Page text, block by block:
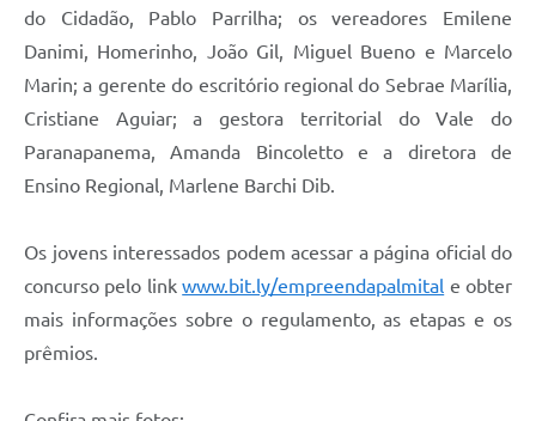
do Cidadão, Pablo Parrilha; os vereadores Emilene
Danimi, Homerinho, João Gil, Miguel Bueno e Marcelo
Marin; a gerente do escritório regional do Sebrae Marília,
Cristiane Aguiar; a gestora territorial do Vale do
Paranapanema, Amanda Bincoletto e a diretora de
Ensino Regional, Marlene Barchi Dib.
Os jovens interessados podem acessar a página oficial do
concurso pelo linkwww.bit.ly/empreendapalmital e obter
mais informações sobre o regulamento, as etapas e os
prêmios.